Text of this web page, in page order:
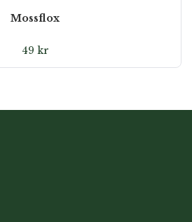
Mossflox
49 kr